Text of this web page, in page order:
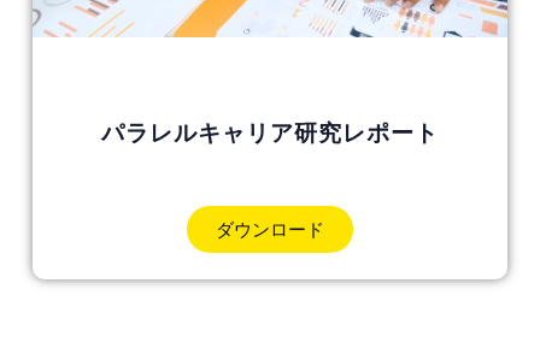
パラレルキャリア研究レポート
ダウンロード